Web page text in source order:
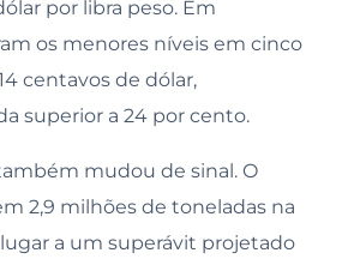
por libra peso. Em
os menores níveis em cinco
centavos de dólar,
superior a 24 por cento.
mudou de sinal. O
2,9 milhões de toneladas na
a um superávit projetado